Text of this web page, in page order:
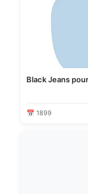
Black Jeans
📅 1899